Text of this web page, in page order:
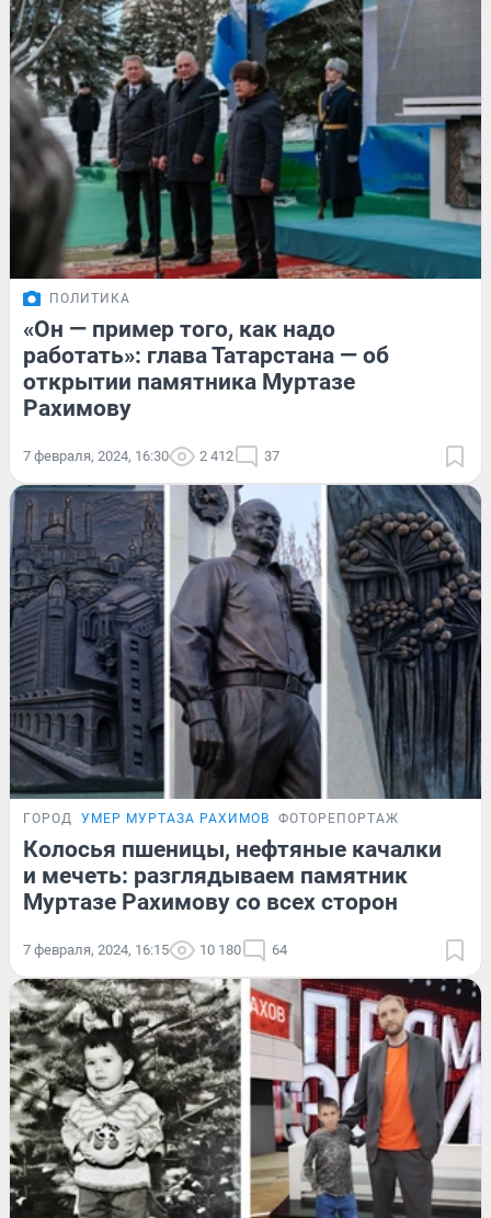
ПОЛИТИКА
«Он — пример того, как надо
работать»: глава Татарстана — об
открытии памятника Муртазе
Рахимову
7 февраля, 2024, 16:30 2 412 37
ГОРОД УМЕР МУРТАЗА РАХИМОВ ФОТОРЕПОРТАЖ
Колосья пшеницы, нефтяные качалки
и мечеть: разглядываем памятник
Муртазе Рахимову со всех сторон
7 февраля, 2024, 16:15 10 180 64